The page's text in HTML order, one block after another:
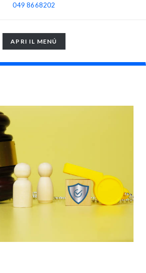
049 8668202
TOGGLE
NAVIGATION
APRI IL MENÚ